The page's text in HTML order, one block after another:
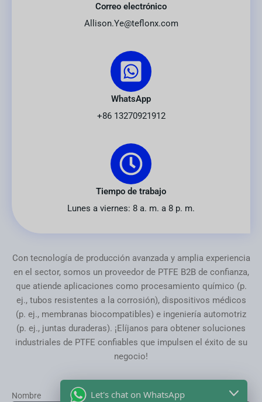
Correo electrónico
Allison.Ye@teflonx.com
WhatsApp
+86 13270921912
Tiempo de trabajo
Lunes a viernes: 8 a. m. a 8 p. m.
Con tecnología de producción avanzada y amplia experiencia
en el sector, somos un proveedor de PTFE B2B de confianza,
que atiende aplicaciones como procesamiento químico (p.
ej., tubos resistentes a la corrosión), dispositivos médicos
(p. ej., membranas biocompatibles) e ingeniería automotriz
(p. ej., juntas duraderas). ¡Elíjanos para obtener soluciones
industriales de PTFE confiables que impulsen el éxito de su
negocio!
Nombre Let's chat on WhatsApp